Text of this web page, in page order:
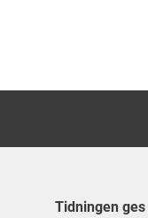
Tidningen